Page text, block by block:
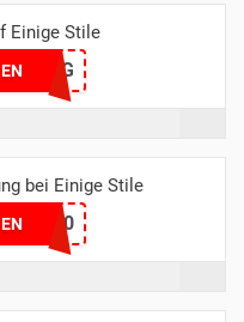
Einige Stile
bei Einige Stile